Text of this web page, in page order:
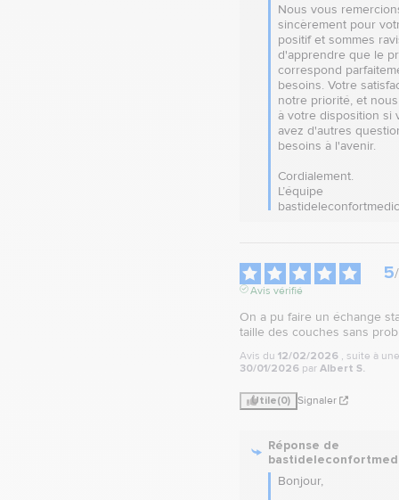
Nous vous
sincèrement pour
positif et sommes
d'apprendre que le
correspond
besoins. Votre
notre priorité, et
à votre disposition si
avez d'autres
besoins à l'avenir.
Cordialement.
L’équipe
5/
Avis vérifié
On a pu faire un échange
taille des couches sans
Avis du 12/02/2026 , suite à
30/01/2026 par Albert S.
Utile(0) Signaler
Réponse de
Bonjour,